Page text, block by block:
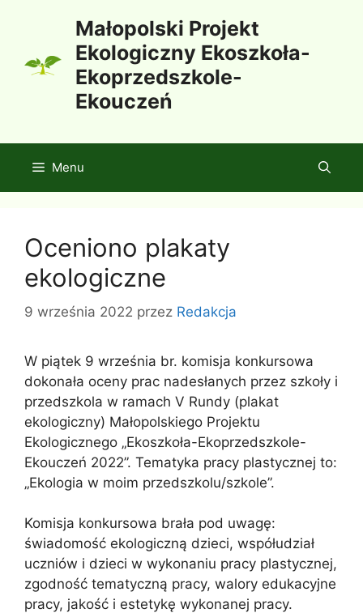
Małopolski Projekt
Ekologiczny Ekoszkoła-
Ekoprzedszkole-
Ekouczeń
Menu
Oceniono plakaty
ekologiczne
9 września 2022 przez Redakcja
W piątek 9 września br. komisja konkursowa
dokonała oceny prac nadesłanych przez szkoły i
przedszkola w ramach V Rundy (plakat
ekologiczny) Małopolskiego Projektu
Ekologicznego „Ekoszkoła-Ekoprzedszkole-
Ekouczeń 2022”. Tematyka pracy plastycznej to:
„Ekologia w moim przedszkolu/szkole”.
Komisja konkursowa brała pod uwagę:
świadomość ekologiczną dzieci, współudział
uczniów i dzieci w wykonaniu pracy plastycznej,
zgodność tematyczną pracy, walory edukacyjne
pracy, jakość i estetykę wykonanej pracy.